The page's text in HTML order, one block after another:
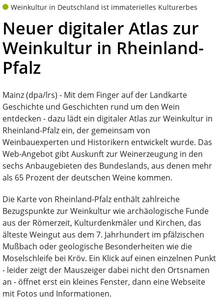
Weinkultur in Deutschland ist immaterielles Kulturerbes
Neuer digitaler Atlas zur
Weinkultur in Rheinland-
Pfalz
Mainz (dpa/lrs) - Mit dem Finger auf der Landkarte
Geschichte und Geschichten rund um den Wein
entdecken - dazu lädt ein digitaler Atlas zur Weinkultur in
Rheinland-Pfalz ein, der gemeinsam von
Weinbauexperten und Historikern entwickelt wurde. Das
Web-Angebot gibt Auskunft zur Weinerzeugung in den
sechs Anbaugebieten des Bundeslands, aus denen mehr
als 65 Prozent der deutschen Weine kommen.
Die Karte von Rheinland-Pfalz enthält zahlreiche
Bezugspunkte zur Weinkultur wie archäologische Funde
aus der Römerzeit, Kulturdenkmäler und Kirchen, das
älteste Weingut aus dem 7. Jahrhundert im pfälzischen
Mußbach oder geologische Besonderheiten wie die
Moselschleife bei Kröv. Ein Klick auf einen einzelnen Punkt
- leider zeigt der Mauszeiger dabei nicht den Ortsnamen
an - öffnet erst ein kleines Fenster, dann eine Webseite
mit Fotos und Informationen.